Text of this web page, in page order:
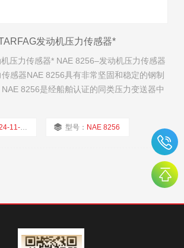
发动机压力传感器*
压力传感器* NAE 8256–发动机压力传感器
感器NAE 8256具有非常坚固和稳定的钢制
8256是经船舶认证的同类压力变送器中
11-20 型号： NAE 8256